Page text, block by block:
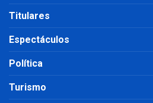
Titulares
Espectáculos
Política
Turismo